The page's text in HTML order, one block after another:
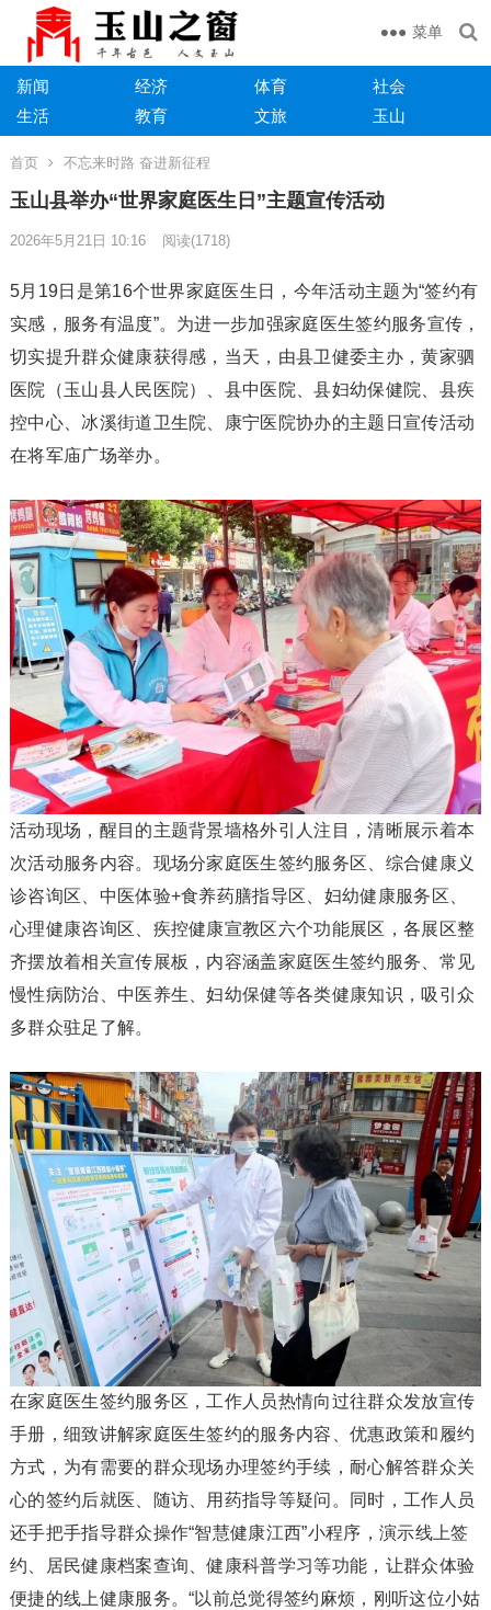
菜单
新闻 经济 体育
社会
生活
教育 文旅 玉山
首页 不忘来时路 奋进新征程
玉山县举办“世界家庭医生日”主题宣传活动
2026年5月21日 10:16 阅读(1718)
5月19日是第16个世界家庭医生日，今年活动主题为“签约有
实感，服务有温度”。为进一步加强家庭医生签约服务宣传，
切实提升群众健康获得感，当天，由县卫健委主办，黄家驷
医院（玉山县人民医院）、县中医院、县妇幼保健院、县疾
控中心、冰溪街道卫生院、康宁医院协办的主题日宣传活动
在将军庙广场举办。
活动现场，醒目的主题背景墙格外引人注目，清晰展示着本
次活动服务内容。现场分家庭医生签约服务区、综合健康义
诊咨询区、中医体验+食养药膳指导区、妇幼健康服务区、
心理健康咨询区、疾控健康宣教区六个功能展区，各展区整
齐摆放着相关宣传展板，内容涵盖家庭医生签约服务、常见
慢性病防治、中医养生、妇幼保健等各类健康知识，吸引众
多群众驻足了解。
在家庭医生签约服务区，工作人员热情向过往群众发放宣传
手册，细致讲解家庭医生签约的服务内容、优惠政策和履约
方式，为有需要的群众现场办理签约手续，耐心解答群众关
心的签约后就医、随访、用药指导等疑问。同时，工作人员
还手把手指导群众操作“智慧健康江西”小程序，演示线上签
约、居民健康档案查询、健康科普学习等功能，让群众体验
便捷的线上健康服务。“以前总觉得签约麻烦，刚听这位小姑